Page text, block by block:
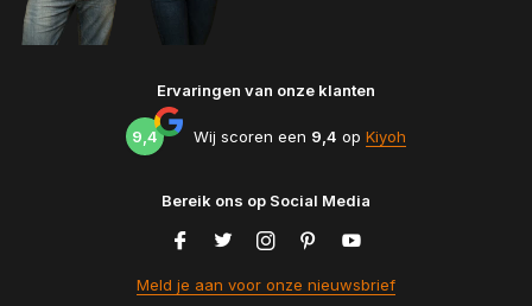
Ervaringen van onze klanten
9,4 Wij scoren een 9,4 op Kiyoh
Bereik ons op Social Media
Meld je aan voor onze nieuwsbrief